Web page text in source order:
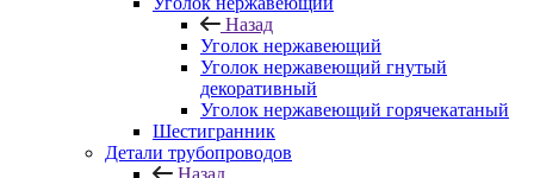
Назад
Уголок нержавеющий
Уголок нержавеющий гнутый
декоративный
Уголок нержавеющий горячекатаный
Шестигранник
Детали трубопроводов
Назад